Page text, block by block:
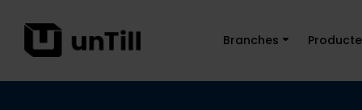
Branches